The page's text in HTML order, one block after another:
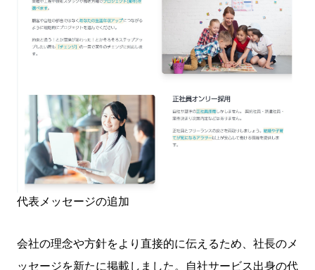
代表メッセージの追加
会社の理念や方針をより直接的に伝えるため、社長のメ
ッセージを新たに掲載しました。自社サービス出身の代